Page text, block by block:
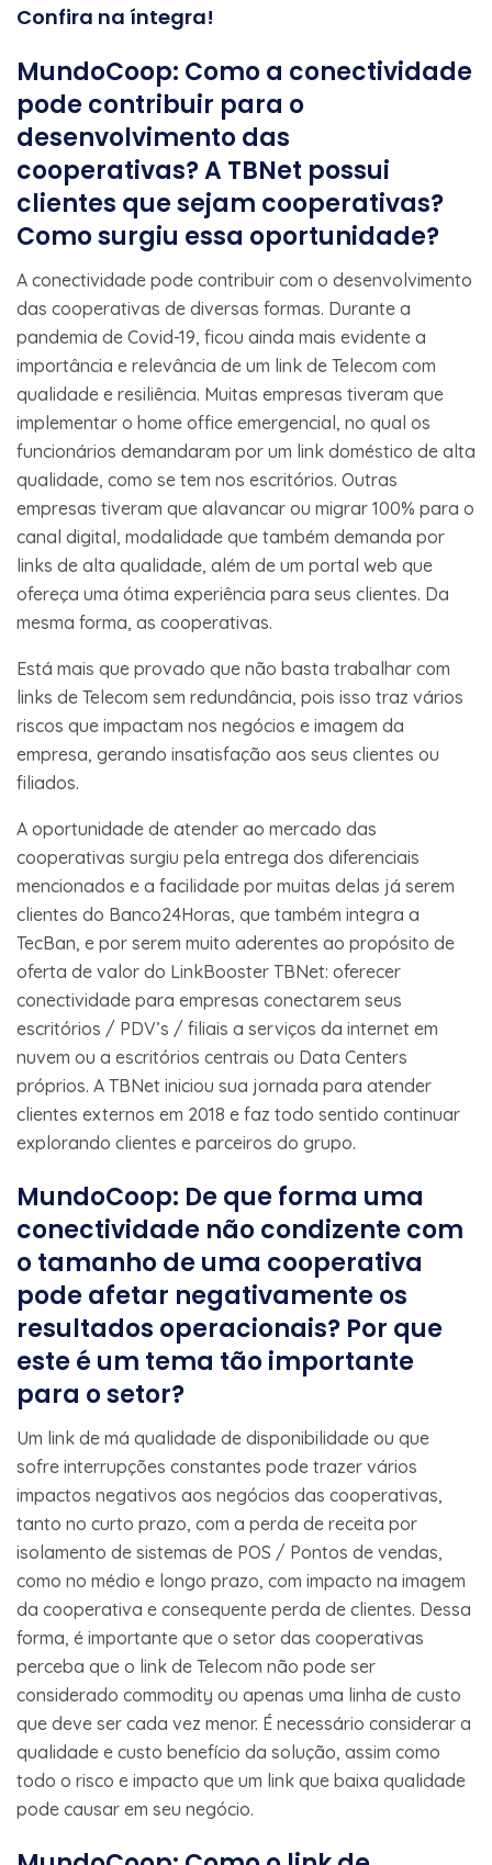
Confira na íntegra!
MundoCoop: Como a conectividade
pode contribuir para o
desenvolvimento das
cooperativas? A TBNet possui
clientes que sejam cooperativas?
Como surgiu essa oportunidade?
A conectividade pode contribuir com o desenvolvimento
das cooperativas de diversas formas. Durante a
pandemia de Covid-19, ficou ainda mais evidente a
importância e relevância de um link de Telecom com
qualidade e resiliência. Muitas empresas tiveram que
implementar o home office emergencial, no qual os
funcionários demandaram por um link doméstico de alta
qualidade, como se tem nos escritórios. Outras
empresas tiveram que alavancar ou migrar 100% para o
canal digital, modalidade que também demanda por
links de alta qualidade, além de um portal web que
ofereça uma ótima experiência para seus clientes. Da
mesma forma, as cooperativas.
Está mais que provado que não basta trabalhar com
links de Telecom sem redundância, pois isso traz vários
riscos que impactam nos negócios e imagem da
empresa, gerando insatisfação aos seus clientes ou
filiados.
A oportunidade de atender ao mercado das
cooperativas surgiu pela entrega dos diferenciais
mencionados e a facilidade por muitas delas já serem
clientes do Banco24Horas, que também integra a
TecBan, e por serem muito aderentes ao propósito de
oferta de valor do LinkBooster TBNet: oferecer
conectividade para empresas conectarem seus
escritórios / PDV’s / filiais a serviços da internet em
nuvem ou a escritórios centrais ou Data Centers
próprios. A TBNet iniciou sua jornada para atender
clientes externos em 2018 e faz todo sentido continuar
explorando clientes e parceiros do grupo.
MundoCoop: De que forma uma
conectividade não condizente com
o tamanho de uma cooperativa
pode afetar negativamente os
resultados operacionais? Por que
este é um tema tão importante
para o setor?
Um link de má qualidade de disponibilidade ou que
sofre interrupções constantes pode trazer vários
impactos negativos aos negócios das cooperativas,
tanto no curto prazo, com a perda de receita por
isolamento de sistemas de POS / Pontos de vendas,
como no médio e longo prazo, com impacto na imagem
da cooperativa e consequente perda de clientes. Dessa
forma, é importante que o setor das cooperativas
perceba que o link de Telecom não pode ser
considerado commodity ou apenas uma linha de custo
que deve ser cada vez menor. É necessário considerar a
qualidade e custo benefício da solução, assim como
todo o risco e impacto que um link que baixa qualidade
pode causar em seu negócio.